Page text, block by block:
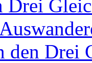
Drei
den Drei